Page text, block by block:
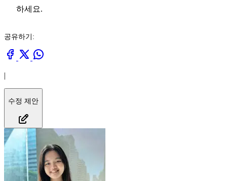
하세요.
공유하기:
|
수정 제안